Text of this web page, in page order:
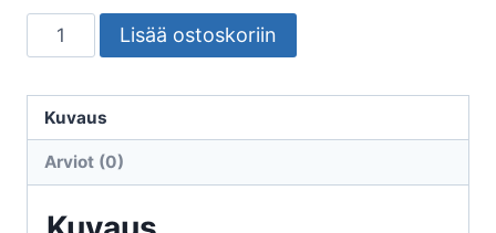
SEINÄVALAISIN
ULKO
LARGO
10W
Lisää ostoskoriin
Kuvaus
Arviot (0)